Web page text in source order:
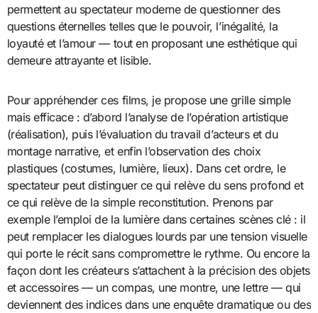
permettent au spectateur moderne de questionner des
questions éternelles telles que le pouvoir, l’inégalité, la
loyauté et l’amour — tout en proposant une esthétique qui
demeure attrayante et lisible.
Pour appréhender ces films, je propose une grille simple
mais efficace : d’abord l’analyse de l’opération artistique
(réalisation), puis l’évaluation du travail d’acteurs et du
montage narrative, et enfin l’observation des choix
plastiques (costumes, lumière, lieux). Dans cet ordre, le
spectateur peut distinguer ce qui relève du sens profond et
ce qui relève de la simple reconstitution. Prenons par
exemple l’emploi de la lumière dans certaines scènes clé : il
peut remplacer les dialogues lourds par une tension visuelle
qui porte le récit sans compromettre le rythme. Ou encore la
façon dont les créateurs s’attachent à la précision des objets
et accessoires — un compas, une montre, une lettre — qui
deviennent des indices dans une enquête dramatique ou des